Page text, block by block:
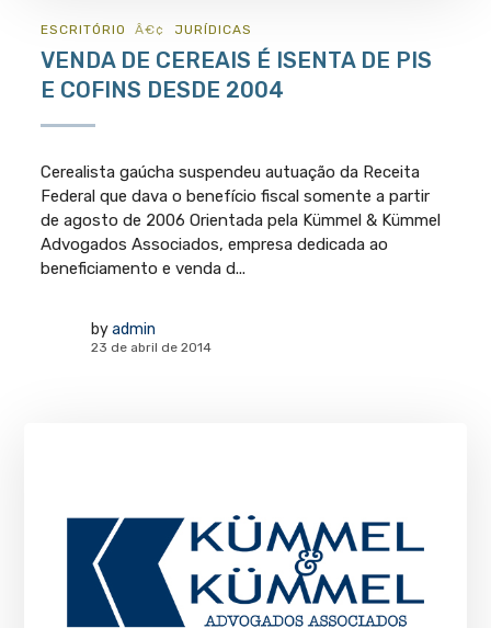
ESCRITÓRIO JURÍ­DICAS
VENDA DE CEREAIS É ISENTA DE PIS
E COFINS DESDE 2004
Cerealista gaúcha suspendeu autuação da Receita
Federal que dava o benefício fiscal somente a partir
de agosto de 2006 Orientada pela Kümmel & Kümmel
Advogados Associados, empresa dedicada ao
beneficiamento e venda d...
by admin
23 de abril de 2014